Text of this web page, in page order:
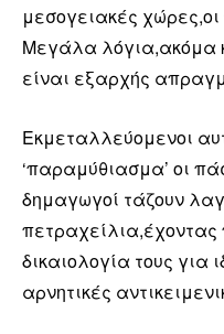
μεσογειακές
Μεγάλα λόγια,ακόμα
είναι εξαρχής
Εκμεταλλεύομενοι
‘παραμύθιασμα’ οι
δημαγωγοί τάζουν
πετραχείλια,έχοντας
δικαιολογία τους για
αρνητικές